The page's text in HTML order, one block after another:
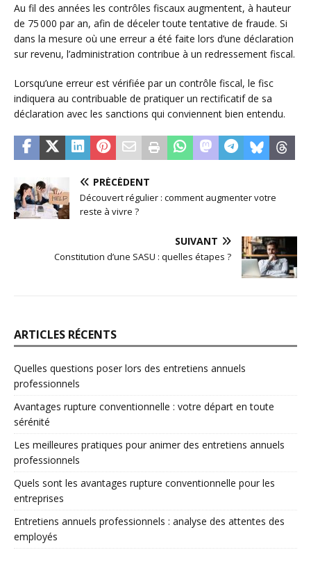
Au fil des années les contrôles fiscaux augmentent, à hauteur
de 75 000 par an, afin de déceler toute tentative de fraude. Si
dans la mesure où une erreur a été faite lors d’une déclaration
sur revenu, l’administration contribue à un redressement fiscal.
Lorsqu’une erreur est vérifiée par un contrôle fiscal, le fisc
indiquera au contribuable de pratiquer un rectificatif de sa
déclaration avec les sanctions qui conviennent bien entendu.
PRÉCÉDENT
Découvert régulier : comment augmenter votre
reste à vivre ?
SUIVANT
Constitution d’une SASU : quelles étapes ?
ARTICLES RÉCENTS
Quelles questions poser lors des entretiens annuels
professionnels
Avantages rupture conventionnelle : votre départ en toute
sérénité
Les meilleures pratiques pour animer des entretiens annuels
professionnels
Quels sont les avantages rupture conventionnelle pour les
entreprises
Entretiens annuels professionnels : analyse des attentes des
employés